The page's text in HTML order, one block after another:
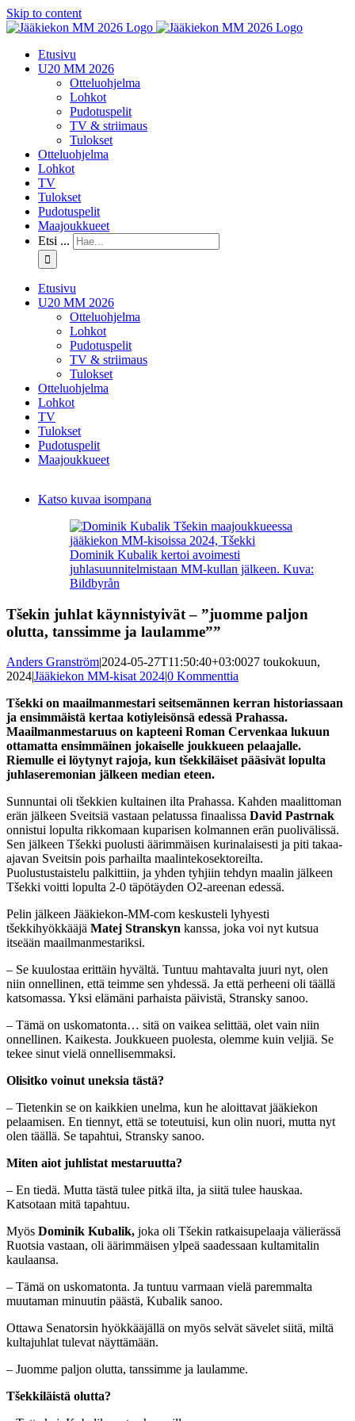
Skip to content
Etusivu
U20 MM 2026
Otteluohjelma
Lohkot
Pudotuspelit
TV & striimaus
Tulokset
Otteluohjelma
Lohkot
TV
Tulokset
Pudotuspelit
Maajoukkueet
Etsi ...
Etusivu
U20 MM 2026
Otteluohjelma
Lohkot
Pudotuspelit
TV & striimaus
Tulokset
Otteluohjelma
Lohkot
TV
Tulokset
Pudotuspelit
Maajoukkueet
Katso kuvaa isompana
Dominik Kubalik kertoi avoimesti
juhlasuunnitelmistaan MM-kullan jälkeen. Kuva:
Bildbyrån
Tšekin juhlat käynnistyivät – ”juomme paljon
olutta, tanssimme ja laulamme””
Anders Granström|2024-05-27T11:50:40+03:0027 toukokuun,
2024|Jääkiekon MM-kisat 2024|0 Kommenttia
Tšekki on maailmanmestari seitsemännen kerran historiassaan
ja ensimmäistä kertaa kotiyleisönsä edessä Prahassa.
Maailmanmestaruus on kapteeni Roman Cervenkaa lukuun
ottamatta ensimmäinen jokaiselle joukkueen pelaajalle.
Riemulle ei löytynyt rajoja, kun tšekkiläiset pääsivät lopulta
juhlaseremonian jälkeen median eteen.
Sunnuntai oli tšekkien kultainen ilta Prahassa. Kahden maalittoman
erän jälkeen Sveitsiä vastaan pelatussa finaalissa David Pastrnak
onnistui lopulta rikkomaan kuparisen kolmannen erän puolivälissä.
Sen jälkeen Tšekki puolusti äärimmäisen kurinalaisesti ja piti takaa-
ajavan Sveitsin pois parhailta maalintekosektoreilta.
Puolustustaistelu palkittiin, ja yhden tyhjiin tehdyn maalin jälkeen
Tšekki voitti lopulta 2-0 täpötäyden O2-areenan edessä.
Pelin jälkeen Jääkiekon-MM-com keskusteli lyhyesti
tšekkihyökkääjä Matej Stranskyn kanssa, joka voi nyt kutsua
itseään maailmanmestariksi.
– Se kuulostaa erittäin hyvältä. Tuntuu mahtavalta juuri nyt, olen
niin onnellinen, että teimme sen yhdessä. Ja että perheeni oli täällä
katsomassa. Yksi elämäni parhaista päivistä, Stransky sanoo.
– Tämä on uskomatonta… sitä on vaikea selittää, olet vain niin
onnellinen. Kaikesta. Joukkueen puolesta, olemme kuin veljiä. Se
tekee sinut vielä onnellisemmaksi.
Olisitko voinut uneksia tästä?
– Tietenkin se on kaikkien unelma, kun he aloittavat jääkiekon
pelaamisen. En tiennyt, että se toteutuisi, kun olin nuori, mutta nyt
olen täällä. Se tapahtui, Stransky sanoo.
Miten aiot juhlistat mestaruutta?
– En tiedä. Mutta tästä tulee pitkä ilta, ja siitä tulee hauskaa.
Katsotaan mitä tapahtuu.
Myös Dominik Kubalik, joka oli Tšekin ratkaisupelaaja välierässä
Ruotsia vastaan, oli äärimmäisen ylpeä saadessaan kultamitalin
kaulaansa.
– Tämä on uskomatonta. Ja tuntuu varmaan vielä paremmalta
muutaman minuutin päästä, Kubalik sanoo.
Ottawa Senatorsin hyökkääjällä on myös selvät sävelet siitä, miltä
kultajuhlat tulevat näyttämään.
– Juomme paljon olutta, tanssimme ja laulamme.
Tšekkiläistä olutta?